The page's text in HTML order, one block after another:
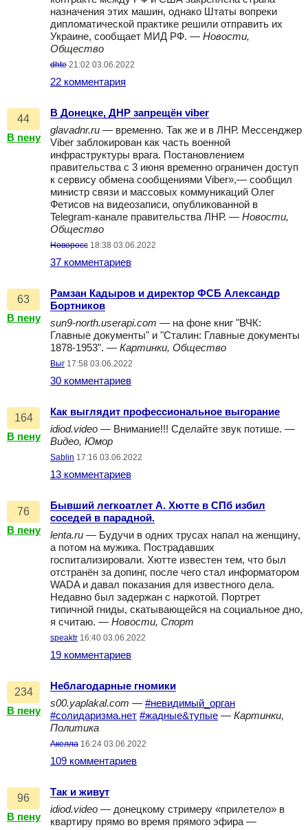
назначения этих машин, однако Штаты вопреки
дипломатической практике решили отправить их
Украине, сообщает МИД РФ. — Новости,
Общество
dhte 21:02 03.06.2022
22 комментария
44
В пену
В Донецке, ДНР запрещён viber
glavadnr.ru — временно. Так же и в ЛНР. Мессенджер
Viber заблокирован как часть военной
инфраструктуры врага. Постановлением
правительства с 3 июня временно ограничен доступ
к сервису обмена сообщениями Viber»,— сообщил
министр связи и массовых коммуникаций Олег
Фетисов на видеозаписи, опубликованной в
Telegram-канале правительства ЛНР. — Новости,
Общество
Новоросс 18:38 03.06.2022
37 комментариев
63
В пену
Рамзан Кадыров и директор ФСБ Александр
Бортников
sun9-north.userapi.com — на фоне книг "ВЧК:
Главные документы" и "Сталин: Главные документы
1878-1953". — Картинки, Общество
Выг 17:58 03.06.2022
30 комментариев
164
В пену
Как выглядит профессиональное выгорание
idiod.video — Внимание!!! Сделайте звук потише. —
Видео, Юмор
Sablin 17:16 03.06.2022
13 комментариев
76
В пену
Бывший легкоатлет А. Хютте в СПб избил
соседей в парадной.
lenta.ru — Будучи в одних трусах напал на женщину,
а потом на мужика. Пострадавших
госпитализировали. Хютте известен тем, что был
отстранён за допинг, после чего стал информатором
WADA и давал показания для известного дела.
Недавно был задержан с наркотой. Портрет
типичной гниды, скатывающейся на социальное дно,
я считаю. — Новости, Спорт
speaktr 16:40 03.06.2022
19 комментариев
234
В пену
Неблагодарные гномики
s00.yaplakal.com — #невидимый_орган
#солидаризма.нет #жадные&тупые — Картинки,
Политика
Акелла 16:24 03.06.2022
109 комментариев
96
В пену
Так и живут
idiod.video — донецкому стримеру «прилетело» в
квартиру прямо во время прямого эфира —